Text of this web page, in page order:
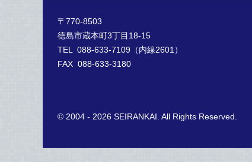
〒770-8503
徳島市蔵本町3丁目18-15
TEL 088-633-7109（内線2601）
FAX 088-633-3180
© 2004 - 2026 SEIRANKAI. All Rights Reserved.